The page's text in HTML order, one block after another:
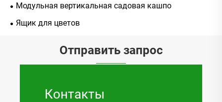
Модульная вертикальная садовая кашпо
Ящик для цветов
Отправить запрос
Контакты